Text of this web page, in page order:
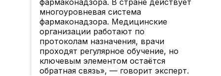
многоуровневая система
фармаконадзора. Медицинские
организации работают по
протоколам назначения, врачи
проходят регулярное обучение, но
ключевым элементом остаётся
обратная связь», — говорит эксперт.